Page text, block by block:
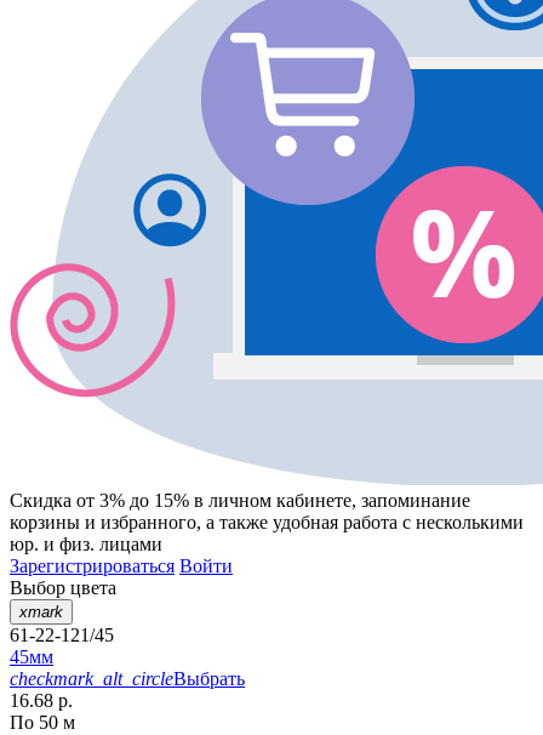
Скидка от 3% до 15% в личном кабинете, запоминание
корзины и избранного, а также удобная работа с несколькими
юр. и физ. лицами
Зарегистрироваться Войти
Выбор цвета
xmark
61-22-121/45
45мм
checkmark_alt_circleВыбрать
16.68 р.
По 50 м